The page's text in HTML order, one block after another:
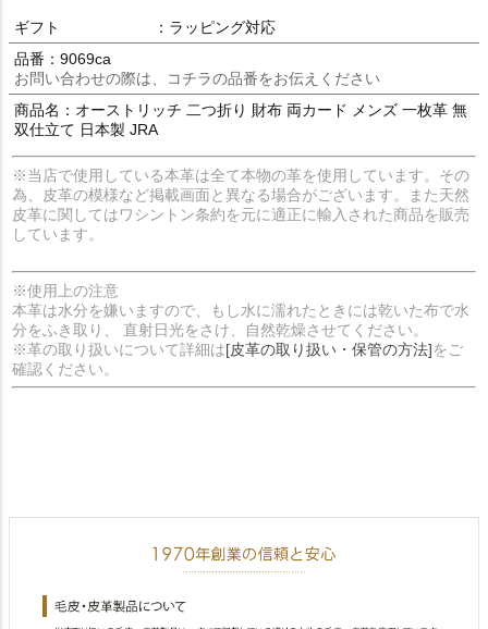
ギフト
：ラッピング対応
品番：9069ca
お問い合わせの際は、コチラの品番をお伝えください
商品名：オーストリッチ 二つ折り 財布 両カード メンズ 一枚革 無
双仕立て 日本製 JRA
※当店で使用している本革は全て本物の革を使用しています。その
為、皮革の模様など掲載画面と異なる場合がございます。また天然
皮革に関してはワシントン条約を元に適正に輸入された商品を販売
しています。
※使用上の注意
本革は水分を嫌いますので、もし水に濡れたときには乾いた布で水
分をふき取り、 直射日光をさけ、自然乾燥させてください。
※革の取り扱いについて詳細は[皮革の取り扱い・保管の方法]をご
確認ください。